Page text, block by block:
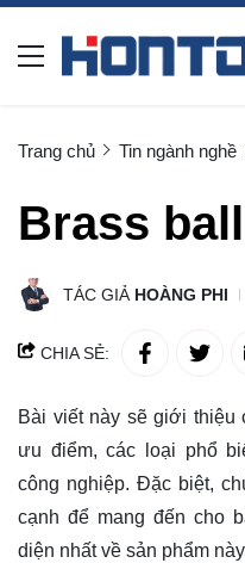
Trang chủ Tin ngành nghề
Brass
TÁC GIẢ HOÀNG PHI
CHIA SẺ:
Bài viết này sẽ giới thiệu
ưu điểm, các loại phổ
công nghiệp. Đặc biệt,
cạnh để mang đến cho
diện nhất về sản phẩm